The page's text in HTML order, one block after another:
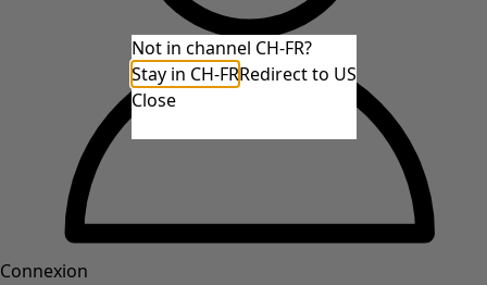
Connexion
Not in channel CH-FR?
Stay in CH-FRRedirect to US
Close